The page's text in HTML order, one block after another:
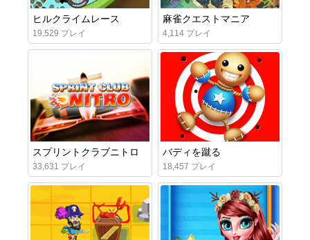
ヒルクライムレース
19,529 プレイ
麻雀クエストマニア
4,114 プレイ
スプリントクラブニトロ
33,631 プレイ
バディを蹴る
18,457 プレイ